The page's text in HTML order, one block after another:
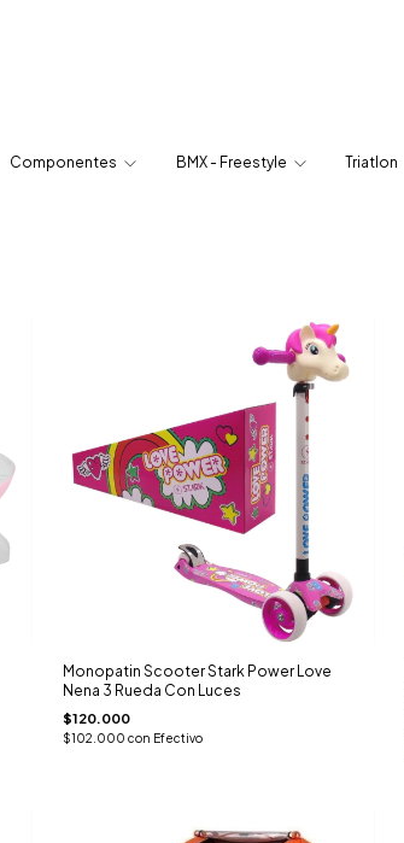
Componentes BMX - Freestyle Triatlon
Monopatin Scooter Stark Power Love
Nena 3 Rueda Con Luces
$120.000
$102.000 con Efectivo